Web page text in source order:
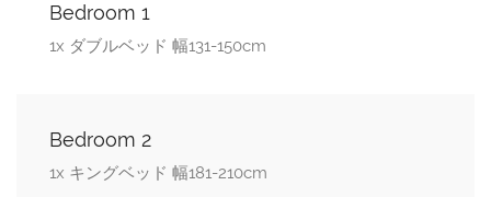
Bedroom 1
1x ダブルベッド 幅131-150cm
Bedroom 2
1x キングベッド 幅181-210cm